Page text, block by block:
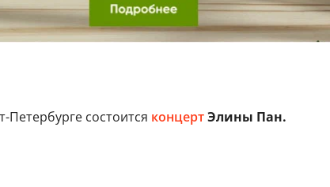
Петербурге состоится концертЭлины Пан.